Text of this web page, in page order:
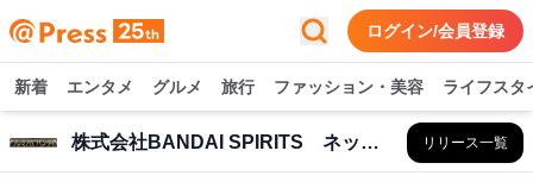
ログイン/会員登録
新着 エンタメ グルメ 旅行 ファッション・美容 ライフスタ
株式会社BANDAI SPIRITS ネット戦略室 リリース一覧